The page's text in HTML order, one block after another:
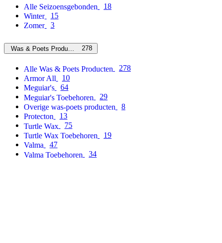
Alle Seizoensgebonden
18
Winter
15
Zomer
3
Was & Poets Producten 278
Alle Was & Poets Producten
278
Armor All
10
Meguiar's
64
Meguiar's Toebehoren
29
Overige was-poets producten
8
Protecton
13
Turtle Wax
75
Turtle Wax Toebehoren
19
Valma
47
Valma Toebehoren
34